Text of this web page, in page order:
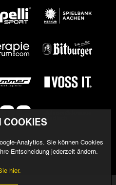
COOKIES
Analytics. Sie können Cookies
Entscheidung jederzeit ändern.
hier.